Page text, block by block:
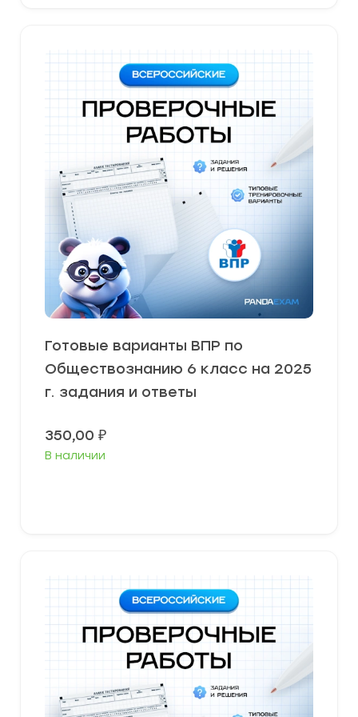
Готовые варианты ВПР по
Обществознанию 6 класс на 2025
г. задания и ответы
350,00 ₽
В наличии